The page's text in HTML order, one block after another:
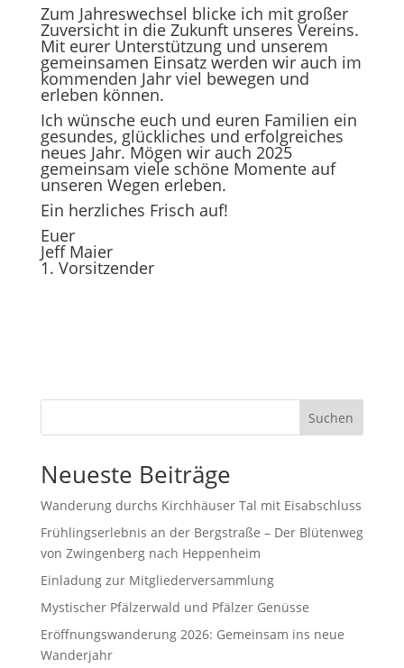
Zum Jahreswechsel blicke ich mit großer
Zuversicht in die Zukunft unseres Vereins.
Mit eurer Unterstützung und unserem
gemeinsamen Einsatz werden wir auch im
kommenden Jahr viel bewegen und
erleben können.
Ich wünsche euch und euren Familien ein
gesundes, glückliches und erfolgreiches
neues Jahr. Mögen wir auch 2025
gemeinsam viele schöne Momente auf
unseren Wegen erleben.
Ein herzliches Frisch auf!
Euer
Jeff Maier
1. Vorsitzender
Suchen
Neueste Beiträge
Wanderung durchs Kirchhäuser Tal mit Eisabschluss
Frühlingserlebnis an der Bergstraße – Der Blütenweg
von Zwingenberg nach Heppenheim
Einladung zur Mitgliederversammlung
Mystischer Pfälzerwald und Pfälzer Genüsse
Eröffnungswanderung 2026: Gemeinsam ins neue
Wanderjahr